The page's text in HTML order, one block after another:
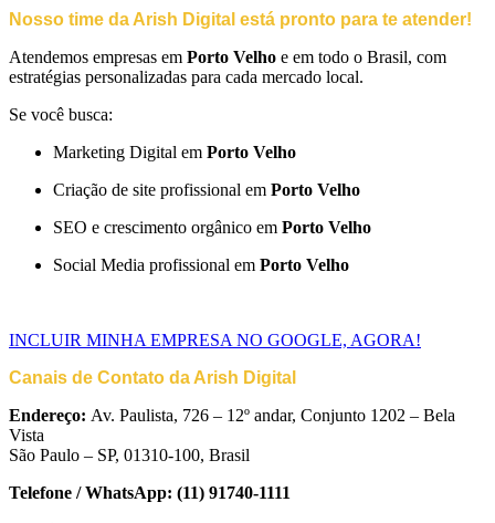
Nosso time da Arish Digital está pronto para te atender!
Atendemos empresas em Porto Velho e em todo o Brasil, com
estratégias personalizadas para cada mercado local.
Se você busca:
Marketing Digital em Porto Velho
Criação de site profissional em Porto Velho
SEO e crescimento orgânico em Porto Velho
Social Media profissional em Porto Velho
INCLUIR MINHA EMPRESA NO GOOGLE, AGORA!
Canais de Contato da Arish Digital
Endereço: Av. Paulista, 726 – 12º andar, Conjunto 1202 – Bela
Vista
São Paulo – SP, 01310-100, Brasil
Telefone / WhatsApp: (11) 91740-1111